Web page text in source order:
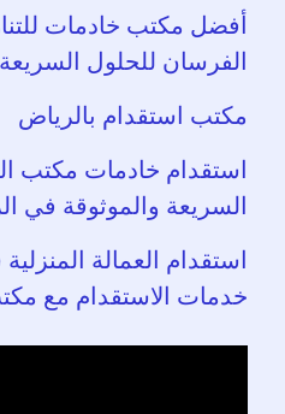
أفضل مكتب خادمات
الفرسان للحلول
مكتب استقدام بالرياض
استقدام خادمات مكتب
السريعة والموثوقة في
استقدام العمالة
خدمات الاستقدام مع